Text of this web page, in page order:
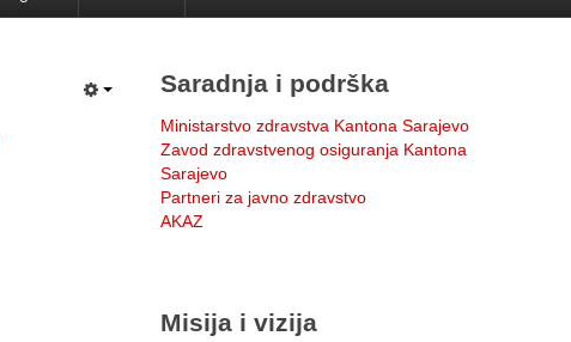
Saradnja i podrška
Ministarstvo zdravstva Kantona Sarajevo
Zavod zdravstvenog osiguranja Kantona
Sarajevo
Partneri za javno zdravstvo
AKAZ
Misija i vizija